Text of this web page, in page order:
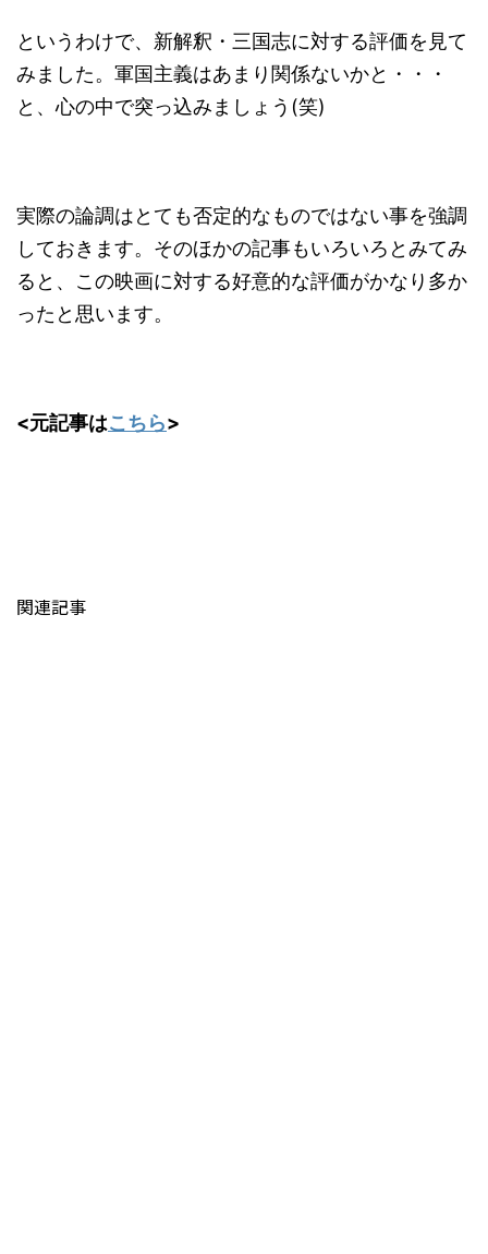
というわけで、新解釈・三国志に対する評価を見て
みました。軍国主義はあまり関係ないかと・・・
と、心の中で突っ込みましょう(笑)
実際の論調はとても否定的なものではない事を強調
しておきます。そのほかの記事もいろいろとみてみ
ると、この映画に対する好意的な評価がかなり多か
ったと思います。
<元記事はこちら>
関連記事